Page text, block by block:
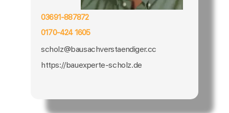
03691-887872
0170-424 1605
scholz@bausachverstaendiger.cc
https://bauexperte-scholz.de